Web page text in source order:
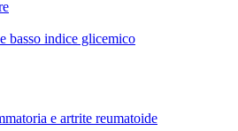
basso indice glicemico
e artrite reumatoide